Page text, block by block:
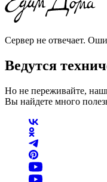
Сервер не отвечает.
Ведутся
Но не переживайте,
Вы найдете много